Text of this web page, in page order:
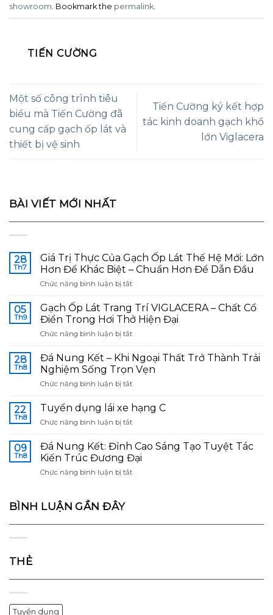
showroom. Bookmark the permalink.
TIẾN CƯỜNG
Một số công trình tiêu
biểu mà Tiến Cường đã
cung cấp gạch ốp lát và
thiết bị vệ sinh
Tiến Cường ký kết hợp
tác kinh doanh gạch khổ
lớn Viglacera
BÀI VIẾT MỚI NHẤT
28
Th7
Giá Trị Thực Của Gạch Ốp Lát Thế Hệ Mới: Lớn
Hơn Để Khác Biệt – Chuẩn Hơn Để Dẫn Đầu
Chức năng bình luận bị tắtở
Trị
Thực
Của
Gạch
Lát
Thế
Mới:
Hơn
–
Chuẩn
Hơn
05
Th9
Gạch Ốp Lát Trang Trí VIGLACERA – Chất Cổ
Điển Trong Hơi Thở Hiện Đại
Chức năng bình luận bị tắtở
Ốp
Lát
Trang
Trí
–
Cổ
Trong
Hơi
28
Th8
Đá Nung Kết – Khi Ngoại Thất Trở Thành Trải
Nghiệm Sống Trọn Vẹn
Chức năng bình luận bị tắtở
Nung
Kết
–
Ngoại
Thất
Thành
22
Th8
Tuyển dụng lái xe hạng C
Chức năng bình luận bị tắtở
dụng
lái
xe
hạng
09
Th8
Đá Nung Kết: Đỉnh Cao Sáng Tạo Tuyệt Tác
Kiến Trúc Đương Đại
Chức năng bình luận bị tắtở
Cao
BÌNH LUẬN GẦN ĐÂY
THẺ
Tuyển dụng